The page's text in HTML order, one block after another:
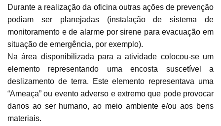
Durante a realização da oficina outras ações de prevenção
podiam ser planejadas (instalação de sistema de
monitoramento e de alarme por sirene para evacuação em
situação de emergência, por exemplo).
Na área disponibilizada para a atividade colocou-se um
elemento representando uma encosta suscetível a
deslizamento de terra. Este elemento representava uma
“Ameaça” ou evento adverso e extremo que pode provocar
danos ao ser humano, ao meio ambiente e/ou aos bens
materiais.